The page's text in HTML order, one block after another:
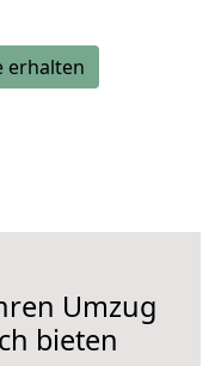
erhalten
Umzug
bieten